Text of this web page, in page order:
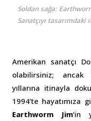
Soldan sağa:
Sanatçıyı
Amerikan sanatçı
olabilirsiniz; ancak
yıllarına itinayla
1994’te
Earthworm Jim‘in